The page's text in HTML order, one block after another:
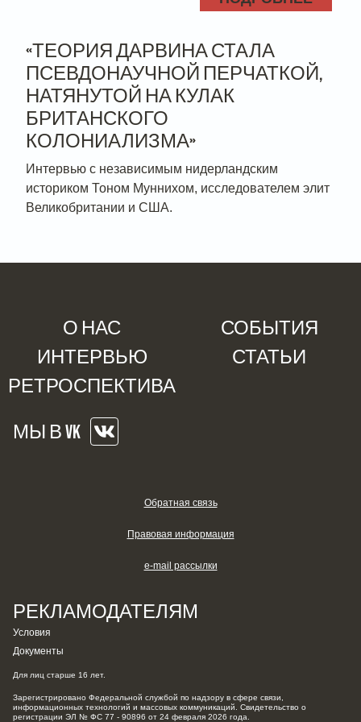
«ТЕОРИЯ ДАРВИНА СТАЛА
ПСЕВДОНАУЧНОЙ ПЕРЧАТКОЙ,
НАТЯНУТОЙ НА КУЛАК
БРИТАНСКОГО
КОЛОНИАЛИЗМА»
Интервью с независимым нидерландским
историком Тоном Муннихом, исследователем элит
Великобритании и США.
О НАС
СОБЫТИЯ
ИНТЕРВЬЮ
СТАТЬИ
РЕТРОСПЕКТИВА
МЫ В VK
РЕКЛАМОДАТЕЛЯМ
Условия
Документы
Обратная связь
Правовая информация
e-mail рассылки
Для лиц старше 16 лет.
Зарегистрировано Федеральной службой по надзору в сфере связи,
информационных технологий и массовых коммуникаций. Свидетельство о
регистрации ЭЛ № ФС 77 - 90896 от 24 февраля 2026 года.